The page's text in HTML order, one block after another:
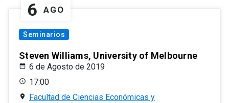
6 AGO
Seminarios
Steven Williams, University of Melbourne
6 de Agosto de 2019
17:00
Facultad de Ciencias Económicas y